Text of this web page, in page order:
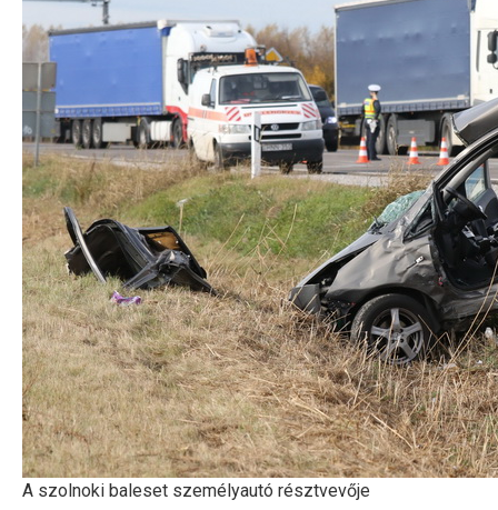
A szolnoki baleset személyautó résztvevője